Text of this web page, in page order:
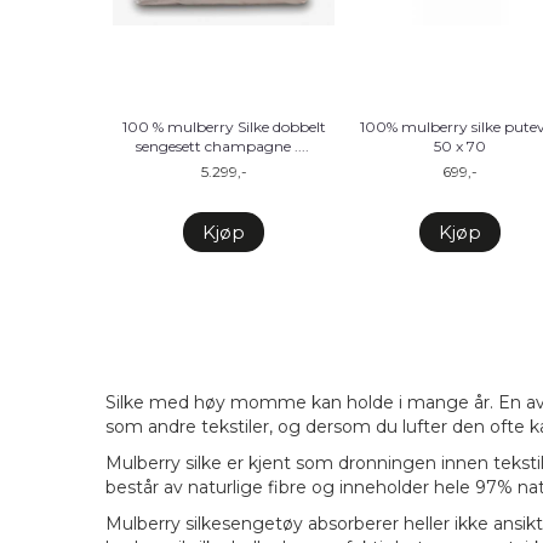
100 % mulberry Silke dobbelt
sengesett champagne ....
5.299,-
Kjøp
100% mulberry silke
50 x 70
699,-
Kjøp
Silke med høy momme kan holde i mange år. En
som andre tekstiler, og dersom du lufter den ofte
Mulberry silke er kjent som dronningen innen
består av naturlige fibre og inneholder hele 97%
Mulberry silkesengetøy absorberer heller ikke